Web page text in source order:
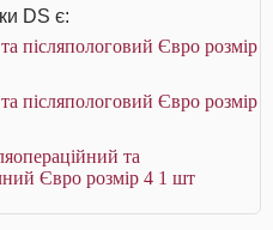
DS є:
післяпологовий Євро розмір
післяпологовий Євро розмір
та
Євро розмір 4 1 шт